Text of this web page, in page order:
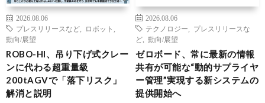
2026.08.06
プレスリリースなど
ロボット
動向/展望
ROBO-HI、吊り下げ式クレー
ンに代わる超重量級
200tAGVで「落下リスク」
解消と説明
2026.08.06
テクノロジー
プレスリリースな
ど
動向/展望
ゼロボード、常に最新の情報
共有が可能な“動的サプライヤ
ー管理”実現する新システムの
提供開始へ